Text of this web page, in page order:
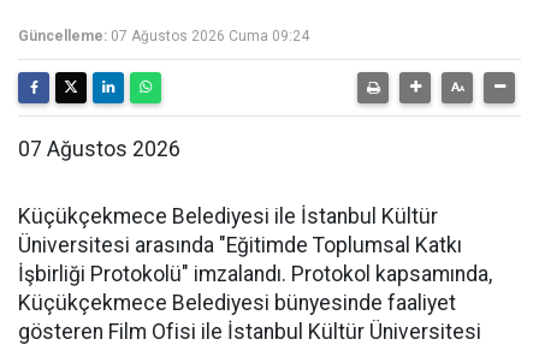
Güncelleme: 07 Ağustos 2026 Cuma 09:24
07 Ağustos 2026
Küçükçekmece Belediyesi ile İstanbul Kültür
Üniversitesi arasında "Eğitimde Toplumsal Katkı
İşbirliği Protokolü" imzalandı. Protokol kapsamında,
Küçükçekmece Belediyesi bünyesinde faaliyet
gösteren Film Ofisi ile İstanbul Kültür Üniversitesi